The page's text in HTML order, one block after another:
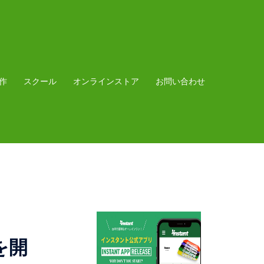
スクール オンラインストア お問い合わせ
開